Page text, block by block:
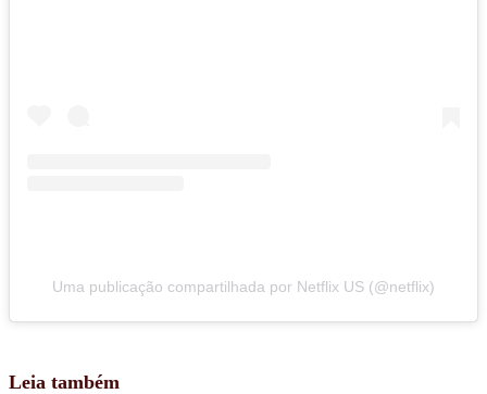
Uma publicação compartilhada por Netflix US (@netflix)
Leia também